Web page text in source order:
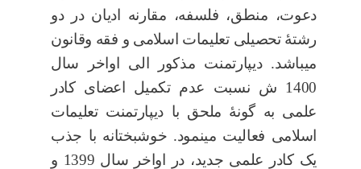
دعوت، منطق، فلسفه، مقارنه ادیان در دو
رشتۀ تحصیلی تعلیمات اسلامی و فقه وقانون
می­باشد. دیپارتمنت مذکور الی اواخر سال
1400 ش نسبت عدم تکمیل اعضای کادر
علمی به گونۀ ملحق با دیپارتمنت تعلیمات
اسلامی فعالیت می­نمود. خوش­بختانه با جذب
یک کادر علمی جدید،
در اواخر سال 1399 و